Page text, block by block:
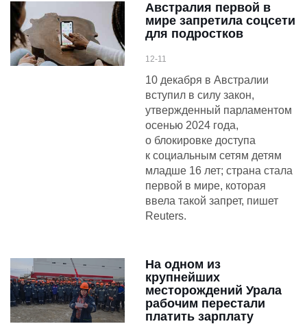
Австралия первой в
мире запретила соцсети
для подростков
12-11
10 декабря в Австралии
вступил в силу закон,
утвержденный парламентом
осенью 2024 года,
о блокировке доступа
к социальным сетям детям
младше 16 лет; страна стала
первой в мире, которая
ввела такой запрет, пишет
Reuters.
На одном из
крупнейших
месторождений Урала
рабочим перестали
платить зарплату